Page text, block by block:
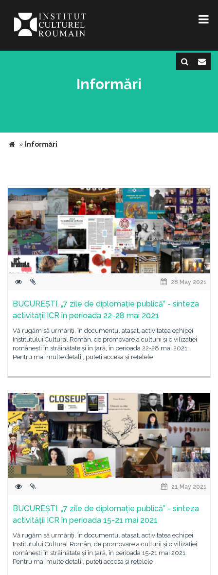
Informări
» Informări
28 May 2021
BUCUREȘTI. „7 zile de diplomație publică” - sinteza
activității ICR în perioada 22-28 mai 2021
Vă rugăm să urmăriți, în documentul atașat, activitatea echipei
Institutului Cultural Român, de promovare a culturii și civilizației
românești în străinătate și în țară, în perioada 22-28 mai 2021.
Pentru mai multe detalii, puteți accesa și rețelele
21 May 2021
BUCUREȘTI. „7 zile de diplomație publică” - sinteza
activității ICR în perioada 15-21 mai 2021
Vă rugăm să urmăriți, în documentul atașat, activitatea echipei
Institutului Cultural Român, de promovare a culturii și civilizației
românești în străinătate și în țară, în perioada 15-21 mai 2021.
Pentru mai multe detalii, puteți accesa și rețelele